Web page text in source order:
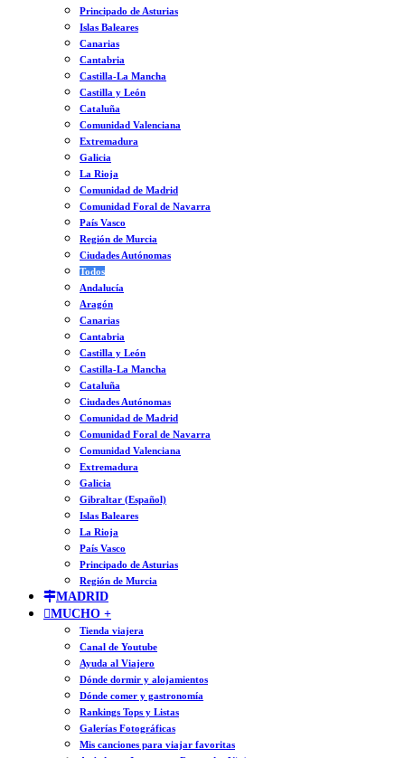
Principado de Asturias
Islas Baleares
Canarias
Cantabria
Castilla-La Mancha
Castilla y León
Cataluña
Comunidad Valenciana
Extremadura
Galicia
La Rioja
Comunidad de Madrid
Comunidad Foral de Navarra
País Vasco
Región de Murcia
Ciudades Autónomas
Todos
Andalucía
Aragón
Canarias
Cantabria
Castilla y León
Castilla-La Mancha
Cataluña
Ciudades Autónomas
Comunidad de Madrid
Comunidad Foral de Navarra
Comunidad Valenciana
Extremadura
Galicia
Gibraltar (Español)
Islas Baleares
La Rioja
País Vasco
Principado de Asturias
Región de Murcia
MADRID
MUCHO +
Tienda viajera
Canal de Youtube
Ayuda al Viajero
Dónde dormir y alojamientos
Dónde comer y gastronomía
Rankings Tops y Listas
Galerías Fotográficas
Mis canciones para viajar favoritas